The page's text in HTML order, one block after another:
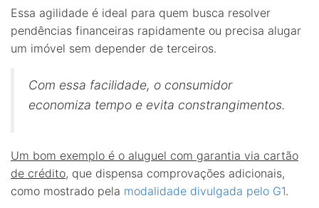
Essa agilidade é ideal para quem busca resolver
pendências financeiras rapidamente ou precisa alugar
um imóvel sem depender de terceiros.
Com essa facilidade, o consumidor
economiza tempo e evita constrangimentos.
Um bom exemplo é o aluguel com garantia via cartão
de crédito, que dispensa comprovações adicionais,
como mostrado pela modalidade divulgada pelo G1.